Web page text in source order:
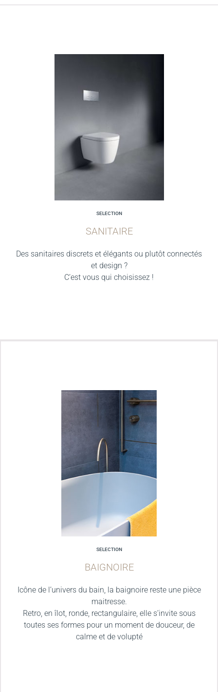
SELECTION
SANITAIRE
Des sanitaires discrets et élégants ou plutôt connectés
et design ?
C’est vous qui choisissez !
SELECTION
BAIGNOIRE
Icône de l’univers du bain, la baignoire reste une pièce
maitresse.
Retro, en îlot, ronde, rectangulaire, elle s’invite sous
toutes ses formes pour un moment de douceur, de
calme et de volupté